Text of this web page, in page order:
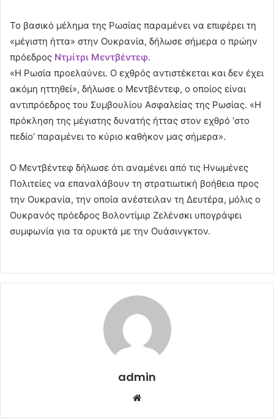
Το βασικό μέλημα της Ρωσίας παραμένει να επιφέρει τη
«μέγιστη ήττα» στην Ουκρανία, δήλωσε σήμερα ο πρώην
πρόεδρος Ντμίτρι Μεντβέντεφ.
«Η Ρωσία προελαύνει. Ο εχθρός αντιστέκεται και δεν έχει
ακόμη ηττηθεί», δήλωσε ο Μεντβέντεφ, ο οποίος είναι
αντιπρόεδρος του Συμβουλίου Ασφαλείας της Ρωσίας. «Η
πρόκληση της μέγιστης δυνατής ήττας στον εχθρό ‘στο
πεδίο’ παραμένει το κύριο καθήκον μας σήμερα».
Ο Μεντβέντεφ δήλωσε ότι αναμένει από τις Ηνωμένες
Πολιτείες να επαναλάβουν τη στρατιωτική βοήθεια προς
την Ουκρανία, την οποία ανέστειλαν τη Δευτέρα, μόλις ο
Ουκρανός πρόεδρος Βολοντίμιρ Ζελένσκι υπογράψει
συμφωνία για τα ορυκτά με την Ουάσινγκτον.
admin